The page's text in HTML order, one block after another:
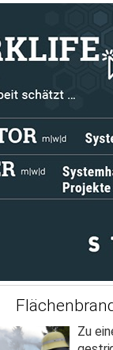
Zu